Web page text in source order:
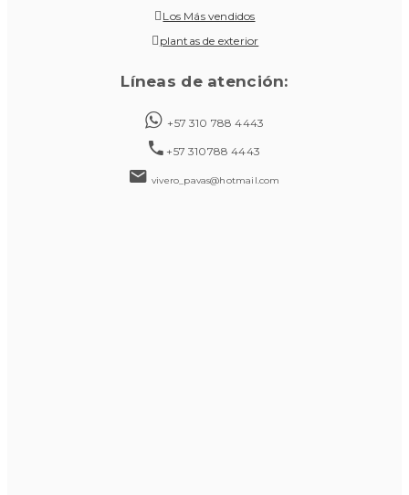
Los Más vendidos
plantas de exterior
Líneas de atención:
+57 310 788 4443
+57 310788 4443
vivero_pavas@hotmail.com